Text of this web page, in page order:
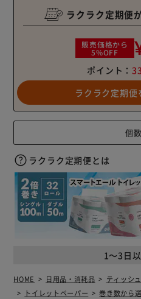
1～3日
ラクラク定期便
販売価格から
5%OFF
ポイント：
ラクラク定期便
ラクラク定期便とは
HOME 日用品・消耗品
ティッシ
トイレットペーパー
巻き数から